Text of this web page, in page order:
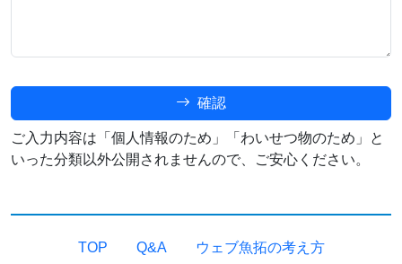
確認
ご入力内容は「個人情報のため」「わいせつ物のため」と
いった分類以外公開されませんので、ご安心ください。
TOP Q&A ウェブ魚拓の考え方